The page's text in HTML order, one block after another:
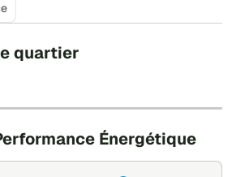
quartier
Énergétique